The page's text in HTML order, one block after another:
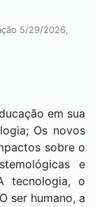
5/29/2026,
em sua
Os novos
sobre o
e
tecnologia, o
ser humano, a